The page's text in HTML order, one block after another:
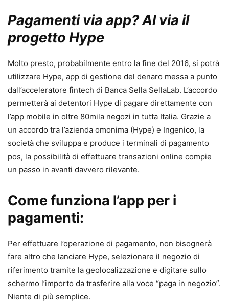
Pagamenti via app? Al via il
progetto Hype
Molto presto, probabilmente entro la fine del 2016, si potrà
utilizzare Hype, app di gestione del denaro messa a punto
dall’acceleratore fintech di Banca Sella SellaLab. L’accordo
permetterà ai detentori Hype di pagare direttamente con
l’app mobile in oltre 80mila negozi in tutta Italia. Grazie a
un accordo tra l’azienda omonima (Hype) e Ingenico, la
società che sviluppa e produce i terminali di pagamento
pos, la possibilità di effettuare transazioni online compie
un passo in avanti davvero rilevante.
Come funziona l’app per i
pagamenti:
Per effettuare l’operazione di pagamento, non bisognerà
fare altro che lanciare Hype, selezionare il negozio di
riferimento tramite la geolocalizzazione e digitare sullo
schermo l’importo da trasferire alla voce “paga in negozio”.
Niente di più semplice.